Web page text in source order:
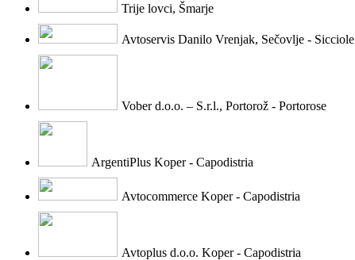
Trije lovci, Šmarje
Avtoservis Danilo Vrenjak, Sečovlje - Sicciole
Vober d.o.o. – S.r.l., Portorož - Portorose
ArgentiPlus Koper - Capodistria
Avtocommerce Koper - Capodistria
Avtoplus d.o.o. Koper - Capodistria